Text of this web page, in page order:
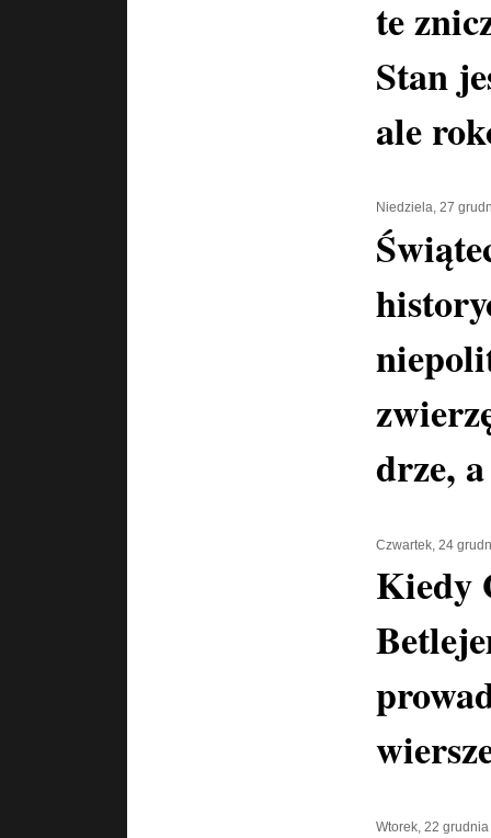
te
Stan
ale
Niedziela, 27
drze,
Czwartek, 24
Kiedy
Wtorek, 22